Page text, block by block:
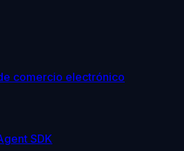
comercio electrónico
SDK